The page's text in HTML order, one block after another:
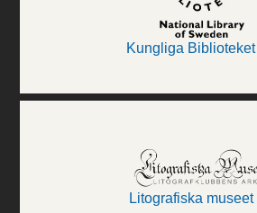
Kungliga Biblioteket
Litografiska museet